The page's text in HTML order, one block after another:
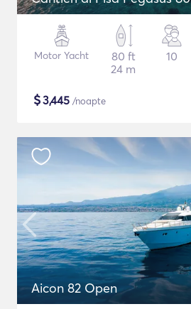
Motor Yacht
80 ft
24 m
10
$3,445 /noapte
Aicon 82 Open